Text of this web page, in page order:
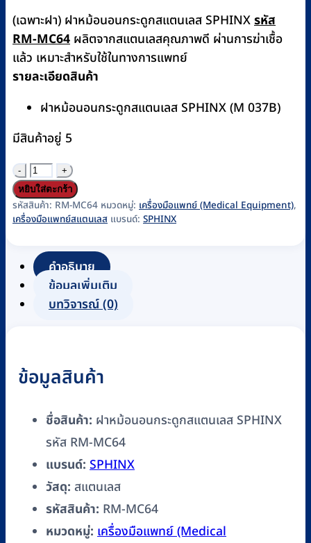
(เฉพาะฝา) ฝาหม้อนอนกระดูกสแตนเลส SPHINXรหัส
RM-MC64 ผลิตจากสแตนเลสคุณภาพดี ผ่านการฆ่าเชื้อ
แล้ว เหมาะสำหรับใช้ในทางการแพทย์
รายละเอียดสินค้า
ฝาหม้อนอนกระดูกสแตนเลส SPHINX (M 037B)
มีสินค้าอยู่ 5
จำนวน
ฝา
หม้อ
นอน
ดู
กส
แตน
RM-
MC64
หยิบใส่ตะกร้า
รหัสสินค้า: RM-MC64 หมวดหมู่: เครื่องมือแพทย์ (Medical Equipment),
เครื่องมือแพทย์สแตนเลส แบรนด์: SPHINX
คำอธิบาย
ข้อมูลเพิ่มเติม
บทวิจารณ์ (0)
ข้อมูลสินค้า
ชื่อสินค้า: ฝาหม้อนอนกระดูกสแตนเลส SPHINX
รหัส RM-MC64
แบรนด์: SPHINX
วัสดุ: สแตนเลส
รหัสสินค้า: RM-MC64
หมวดหมู่: เครื่องมือแพทย์ (Medical